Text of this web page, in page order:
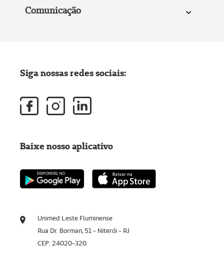
Comunicação
Unimed Leste Fluminense
Rua Dr. Borman, 51 - Niterói - RJ
CEP: 24020-320
Siga nossas redes sociais:
Baixe nosso aplicativo